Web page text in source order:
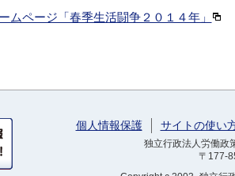
ムページ「春季生活闘争２０１４年」
個人情報保護 サイトの使い
独立行政法人労働
〒177-